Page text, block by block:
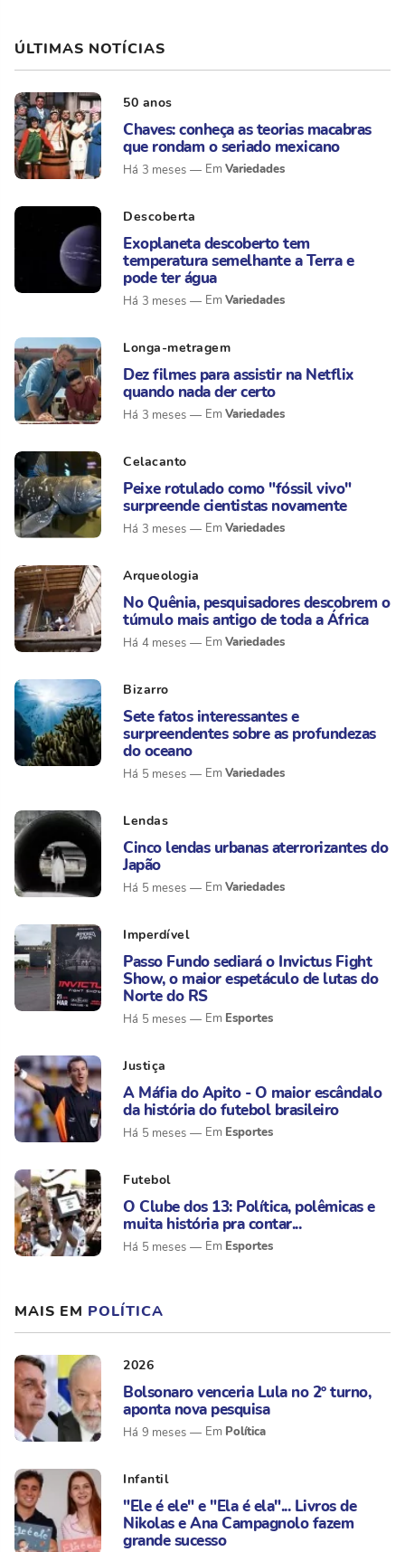
ÚLTIMAS NOTÍCIAS
50 anos
Chaves: conheça as teorias macabras
que rondam o seriado mexicano
Há 3 meses Variedades
Descoberta
Exoplaneta descoberto tem
temperatura semelhante a Terra e
pode ter água
Há 3 meses Variedades
Longa-metragem
Dez filmes para assistir na Netflix
quando nada der certo
Há 3 meses Variedades
Celacanto
Peixe rotulado como "fóssil vivo"
surpreende cientistas novamente
Há 3 meses Variedades
Arqueologia
No Quênia, pesquisadores descobrem o
túmulo mais antigo de toda a África
Há 4 meses Variedades
Bizarro
Sete fatos interessantes e
surpreendentes sobre as profundezas
do oceano
Há 5 meses Variedades
Lendas
Cinco lendas urbanas aterrorizantes do
Japão
Há 5 meses Variedades
Imperdível
Passo Fundo sediará o Invictus Fight
Show, o maior espetáculo de lutas do
Norte do RS
Há 5 meses Esportes
Justiça
A Máfia do Apito - O maior escândalo
da história do futebol brasileiro
Há 5 meses Esportes
Futebol
O Clube dos 13: Política, polêmicas e
muita história pra contar...
Há 5 meses Esportes
MAIS EM POLÍTICA
2026
Bolsonaro venceria Lula no 2º turno,
aponta nova pesquisa
Há 9 meses Política
Infantil
"Ele é ele" e "Ela é ela"... Livros de
Nikolas e Ana Campagnolo fazem
grande sucesso